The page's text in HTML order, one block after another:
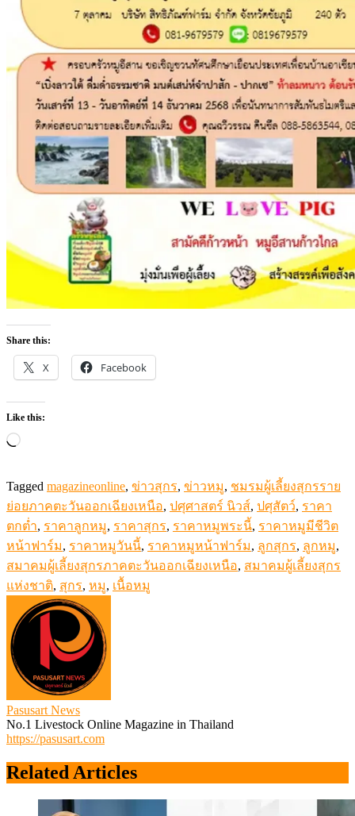
Share this:
X Facebook
Like this:
Loading…
Tagged magazineonline, ข่าวสุกร, ข่าวหมู, ชมรมผู้เลี้ยงสุกรราย
ย่อยภาคตะวันออกเฉียงเหนือ, ปศุศาสตร์ นิวส์, ปศุสัตว์, ราคา
ตกต่ำ, ราคาลูกหมู, ราคาสุกร, ราคาหมูพระนี้, ราคาหมูมีชีวิต
หน้าฟาร์ม, ราคาหมูวันนี้, ราคาหมูหน้าฟาร์ม, ลูกสุกร, ลูกหมู,
สมาคมผู้เลี้ยงสุกรภาคตะวันออกเฉียงเหนือ, สมาคมผู้เลี้ยงสุกร
แห่งชาติ, สุกร, หมู, เนื้อหมู
Pasusart News
No.1 Livestock Online Magazine in Thailand
https://pasusart.com
Related Articles